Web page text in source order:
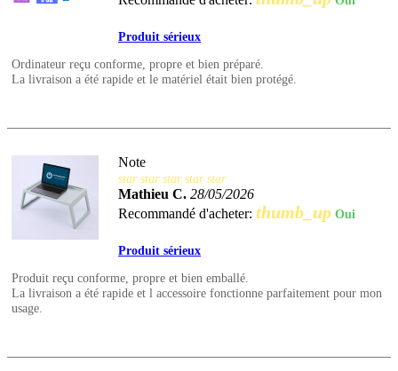
Produit sérieux
Ordinateur reçu conforme, propre et bien préparé.
La livraison a été rapide et le matériel était bien protégé.
Note
star star star star star
Mathieu C. 28/05/2026
Recommandé d'acheter: thumb_up Oui
Produit sérieux
Produit reçu conforme, propre et bien emballé.
La livraison a été rapide et l accessoire fonctionne parfaitement pour mon
usage.